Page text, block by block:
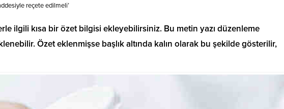
reçete edilmeli’
ilgili kısa bir özet bilgisi ekleyebilirsiniz. Bu metin yazı düzenleme
Özet eklenmişse başlık altında kalın olarak bu şekilde gösterilir,